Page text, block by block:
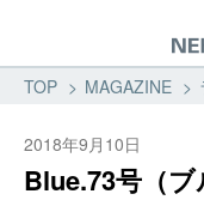
TOP MAGAZINE
2018年9月10日
Blue.73号（